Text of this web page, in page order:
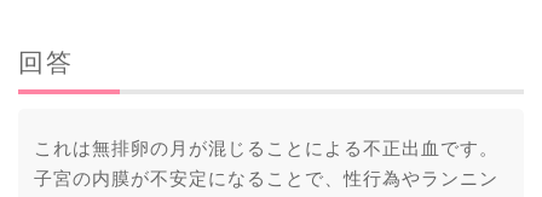
回答
これは無排卵の月が混じることによる不正出血です。
子宮の内膜が不安定になることで、性行為やランニン